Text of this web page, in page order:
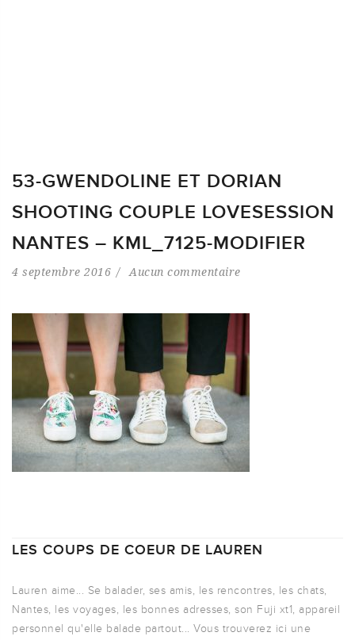
53-GWENDOLINE ET DORIAN
SHOOTING COUPLE LOVESESSION
NANTES – KML_7125-MODIFIER
4 septembre 2016 Aucun commentaire
LES COUPS DE COEUR DE LAUREN
Lauren aime... Se balader, ses amis, les rencontres, les chats,
Nantes, les voyages, les bonnes adresses, son Fuji xt1, appareil
personnel qu'elle balade partout... Vous trouverez ici une